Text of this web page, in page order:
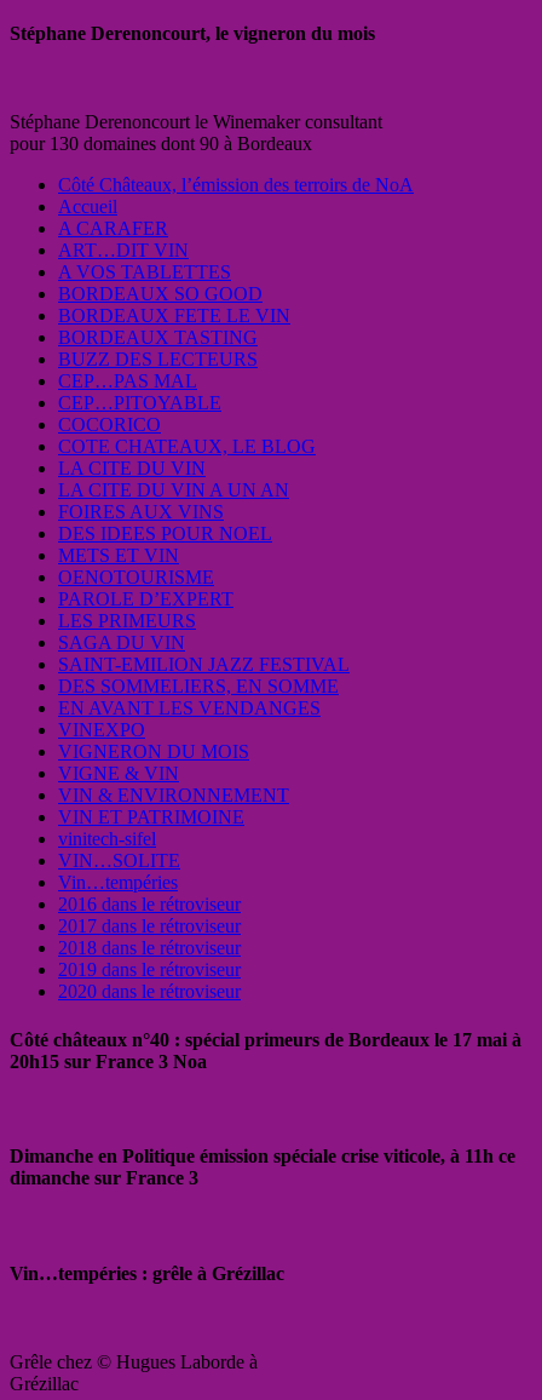
Stéphane Derenoncourt, le vigneron du mois
Stéphane Derenoncourt le Winemaker consultant
pour 130 domaines dont 90 à Bordeaux
Côté Châteaux, l’émission des terroirs de NoA
Accueil
A CARAFER
ART…DIT VIN
A VOS TABLETTES
BORDEAUX SO GOOD
BORDEAUX FETE LE VIN
BORDEAUX TASTING
BUZZ DES LECTEURS
CEP…PAS MAL
CEP…PITOYABLE
COCORICO
COTE CHATEAUX, LE BLOG
LA CITE DU VIN
LA CITE DU VIN A UN AN
FOIRES AUX VINS
DES IDEES POUR NOEL
METS ET VIN
OENOTOURISME
PAROLE D’EXPERT
LES PRIMEURS
SAGA DU VIN
SAINT-EMILION JAZZ FESTIVAL
DES SOMMELIERS, EN SOMME
EN AVANT LES VENDANGES
VINEXPO
VIGNERON DU MOIS
VIGNE & VIN
VIN & ENVIRONNEMENT
VIN ET PATRIMOINE
vinitech-sifel
VIN…SOLITE
Vin…tempéries
2016 dans le rétroviseur
2017 dans le rétroviseur
2018 dans le rétroviseur
2019 dans le rétroviseur
2020 dans le rétroviseur
Côté châteaux n°40 : spécial primeurs de Bordeaux le 17 mai à
20h15 sur France 3 Noa
Dimanche en Politique émission spéciale crise viticole, à 11h ce
dimanche sur France 3
Vin…tempéries : grêle à Grézillac
Grêle chez © Hugues Laborde à
Grézillac